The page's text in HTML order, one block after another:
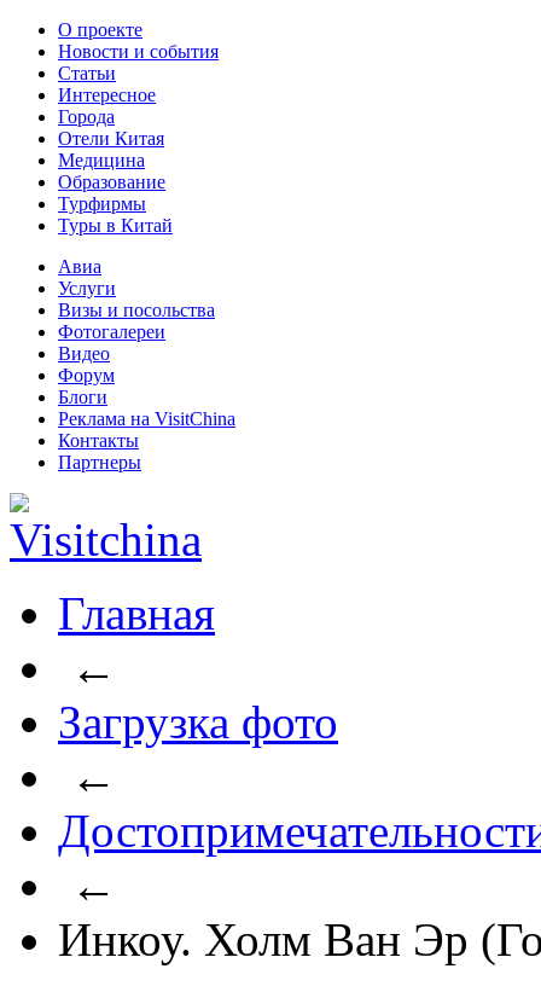
О проекте
Новости и события
Статьи
Интересное
Города
Отели Китая
Медицина
Образование
Турфирмы
Туры в Китай
Авиа
Услуги
Визы и посольства
Фотогалереи
Видео
Форум
Блоги
Реклама на VisitChina
Контакты
Партнеры
Главная
←
Загрузка фото
←
←
Инкоу. Холм Ван Эр